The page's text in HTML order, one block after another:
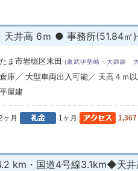
井高 6ｍ ● 事務所(51.84㎡
ま市岩槻区末田 (東武伊勢崎・大師線
庫／ 大型車両出入可能／ 天高４ｍ
屋建
ヶ月 1ヶ月 1,367
km・国道4号線3.1km◆天井